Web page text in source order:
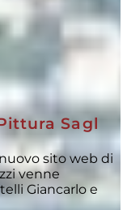
Sagl
sito web di
venne
Giancarlo e